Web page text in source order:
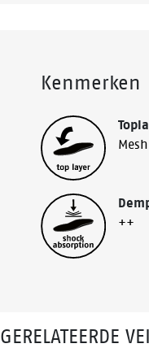
Kenmerken
Mesh
++
GERELATEERDE